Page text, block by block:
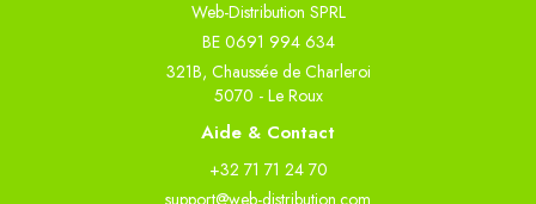
Web-Distribution SPRL
BE 0691 994 634
321B, Chaussée de Charleroi
5070 - Le Roux
Aide & Contact
+32 71 71 24 70
support@web-distribution.com